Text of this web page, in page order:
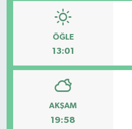
ÖĞLE
13:01
AKŞAM
19:58